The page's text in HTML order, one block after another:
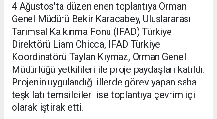
4 Ağustos'ta düzenlenen toplantıya Orman
Genel Müdürü Bekir Karacabey, Uluslararası
Tarımsal Kalkınma Fonu (IFAD) Türkiye
Direktörü Liam Chicca, IFAD Türkiye
Koordinatörü Taylan Kıymaz, Orman Genel
Müdürlüğü yetkilileri ile proje paydaşları katıldı.
Projenin uygulandığı illerde görev yapan saha
teşkilatı temsilcileri ise toplantıya çevrim içi
olarak iştirak etti.